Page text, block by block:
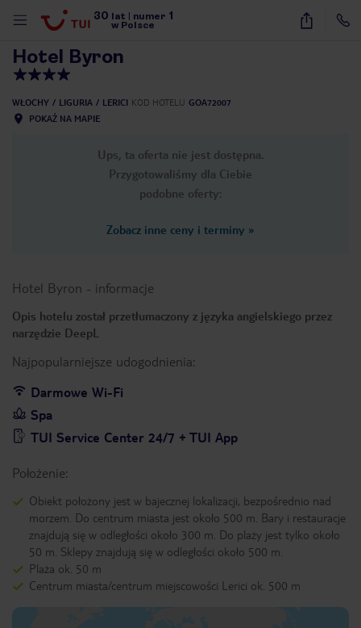
30 lat numer 1
w Polsce
13
Hotel Byron
WŁOCHY LIGURIA LERICI KOD HOTELU GOA72007
POKAŻ NA MAPIE
Ups, ta oferta nie jest dostępna.
Przygotowaliśmy dla Ciebie
podobne oferty:
Zobacz inne ceny i terminy »
Hotel Byron - informacje
Opis hotelu został przetłumaczony z języka angielskiego przez
narzędzie DeepL
Najpopularniejsze udogodnienia:
Darmowe Wi-Fi
Spa
TUI Service Center 24/7 + TUI App
Położenie:
Obiekt położony jest w bajecznej lokalizacji, bezpośrednio nad
morzem. Do centrum miasta jest około 500 m. Bary i restauracje
znajdują się w odległości około 300 m. Do plaży jest tylko około
50 m. Sklepy znajdują się w odległości około 500 m.
Plaża ok. 50 m
Centrum miasta/centrum miejscowości Lerici ok. 500 m